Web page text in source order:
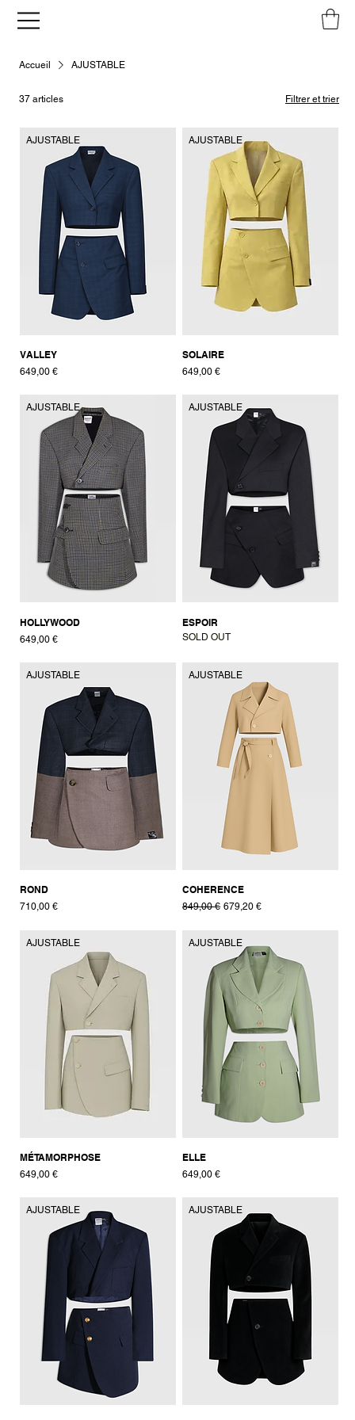
Accueil AJUSTABLE
37 articles Filtrer et trier
AJUSTABLE
VALLEY
Prix
649,00 €
AJUSTABLE
SOLAIRE
Prix
649,00 €
AJUSTABLE
HOLLYWOOD
Prix
649,00 €
AJUSTABLE
ESPOIR
SOLD OUT
AJUSTABLE
ROND
Prix
710,00 €
AJUSTABLE
COHERENCE
Prix original
849,00 € Prix promotionnel
679,20 €
AJUSTABLE
MÉTAMORPHOSE
Prix
649,00 €
AJUSTABLE
ELLE
Prix
649,00 €
AJUSTABLE AJUSTABLE